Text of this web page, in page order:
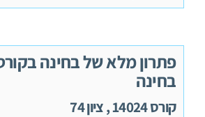
פתרון מלא של בחינה
בחינה
קורס 14024 , ציון 74